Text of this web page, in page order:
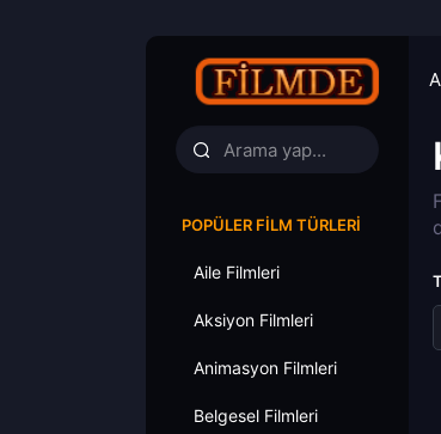
POPÜLER FILM TÜRLERI
Aile Filmleri
Aksiyon Filmleri
Animasyon Filmleri
Belgesel Filmleri